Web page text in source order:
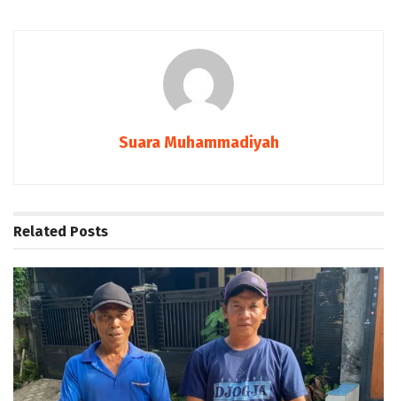
Suara Muhammadiyah
Related Posts